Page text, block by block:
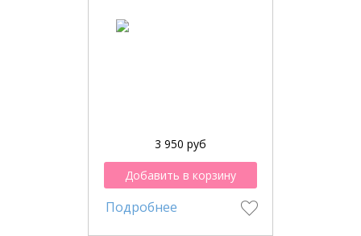
3 950 руб
Добавить в корзину
Подробнее